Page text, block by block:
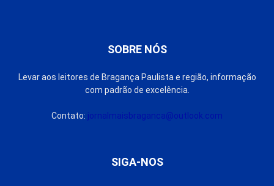
SOBRE NÓS
Levar aos leitores de Bragança Paulista e região, informação
com padrão de excelência.
Contato: jornalmaisbraganca@outlook.com
SIGA-NOS